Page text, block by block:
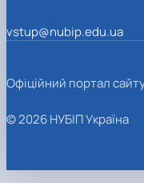
vstup@nubip.edu.ua
Офіційний портал
© 2026 НУБІП Україна